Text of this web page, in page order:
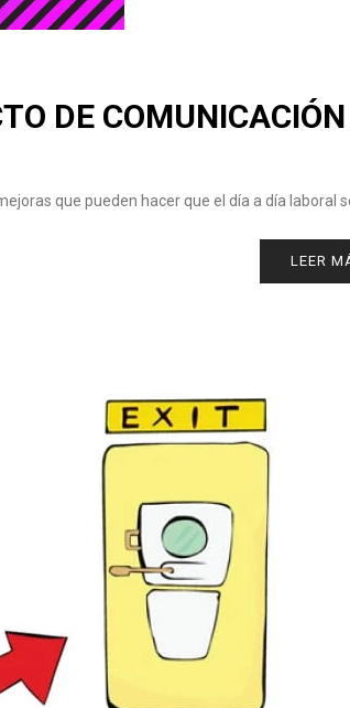
DE
que pueden hacer que el día a día laboral
LEER